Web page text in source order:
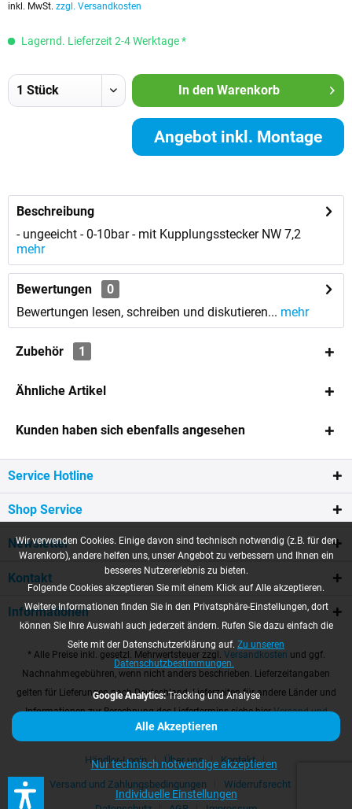
inkl. MwSt. zzgl. Versandkosten
Lagernd. Lieferzeit 2-4 Werktage *
In den Warenkorb
Angebot inkl. Montage
Beschreibung
- ungeeicht - 0-10bar - mit Kupplungsstecker NW 7,2
mehr
Bewertungen
0
Bewertungen lesen, schreiben und diskutieren... mehr
Zubehör 1
Ähnliche Artikel
Kunden haben sich ebenfalls angesehen
Service Hotline
Shop Service
Newsletter
Kontakt
Informationen
* Alle Preise inkl. gesetzl. Mehrwertsteuer zzgl. Versandkosten und ggf.
Nachnahmegebühren, wenn nicht anders beschrieben. Lieferzeitangaben
gelten für Lieferungen nach Deutschland. Lieferzeiten für andere Länder und
Informationen zur Berechnung des Liefertermins siehe hierVersand und
Zahlungsbedingungen
Händler-Login Über uns Kontakt
Versand und Zahlungsbedingungen Widerrufsrecht
Wir verwenden Cookies. Einige davon sind technisch notwendig (z.B. für den
Warenkorb), andere helfen uns, unser Angebot zu verbessern und Ihnen ein
besseres Nutzererlebnis zu bieten.
Folgende Cookies akzeptieren Sie mit einem Klick auf Alle akzeptieren.
Weitere Informationen finden Sie in den Privatsphäre-Einstellungen, dort
können Sie Ihre Auswahl auch jederzeit ändern. Rufen Sie dazu einfach die
Seite mit der Datenschutzerklärung auf. Zu unseren
Datenschutzbestimmungen.
Google Analytics:Tracking und Analyse
Individuelle Einstellungen
Nur technisch notwendige akzeptieren
Alle Akzeptieren